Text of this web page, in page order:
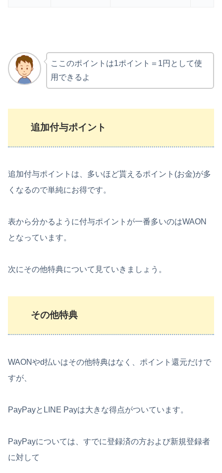
ここのポイントは1ポイント＝1円として使
用できるよ
追加付与ポイント
追加付与ポイントは、多いほど貰えるポイント(お金)が多
くなるので単純にお得です。
表から分かるように付与ポイントが一番多いのはWAON
となっています。
次にその他特典について見ていきましょう。
その他特典
WAONやd払いはその他特典はなく、ポイント還元だけで
すが、
PayPayとLINE Payは大きな得点がついています。
PayPayについては、すでに登録済の方および新規登録者
に対して